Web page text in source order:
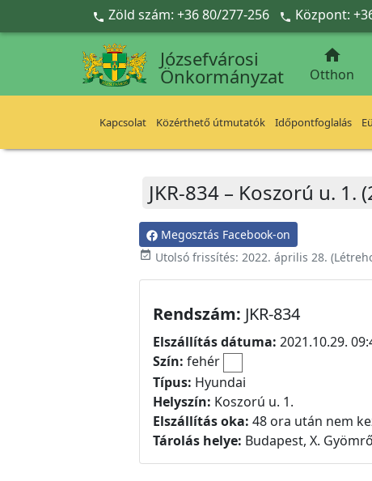
Ugrás a fő tartalomra
 Zöld szám: +36 80/277-256  Központ:
Józsefvárosi
Önkormányzat

Otthon
Kapcsolat Közérthető útmutatók Időpontfoglalás
JKR-834 – Koszorú u. 1.
Megosztás Facebook-on
event_available Utolsó frissítés: 2022. április 28.
Rendszám: JKR-834
Elszállítás dátuma: 2021.10.29.
Szín: fehér
Típus: Hyundai
Helyszín: Koszorú u. 1.
Elszállítás oka: 48 ora után nem
Tárolás helye: Budapest, X.